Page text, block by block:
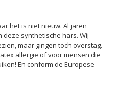
het is niet nieuw. Al jaren
synthetische hars. Wij
maar gingen toch overstag.
allergie of voor mensen die
En conform de Europese